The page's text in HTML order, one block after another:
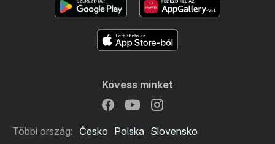
Kövess minket
Többi ország: Česko Polska Slovensko